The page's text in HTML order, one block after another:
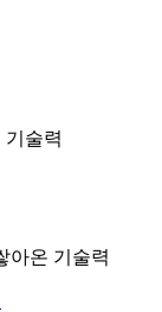
기술력
아온 기술력